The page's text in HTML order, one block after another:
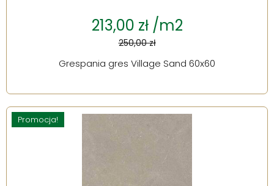
213,00 zł /m2
250,00 zł
Grespania gres Village Sand 60x60
Promocja!